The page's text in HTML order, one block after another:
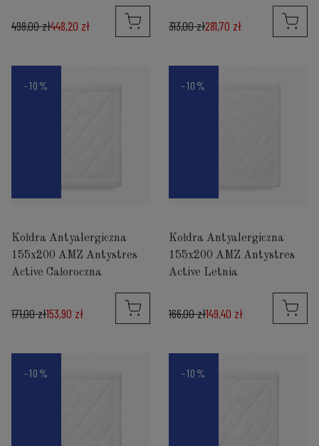
448,20 zł
498,00 zł 281,70 zł
313,00 zł
-10%
Kołdra Antyalergiczna
155x200 AMZ Antystres
Active Całoroczna
153,90 zł
171,00 zł
-10%
Kołdra Antyalergiczna
155x200 AMZ Antystres
Active Letnia
149,40 zł
166,00 zł
-10% -10%